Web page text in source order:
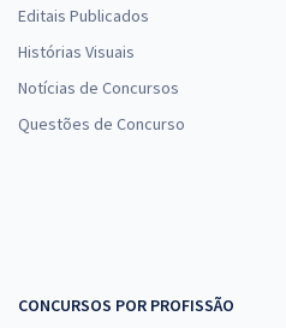
Editais Publicados
Histórias Visuais
Notícias de Concursos
Questões de Concurso
CONCURSOS POR PROFISSÃO